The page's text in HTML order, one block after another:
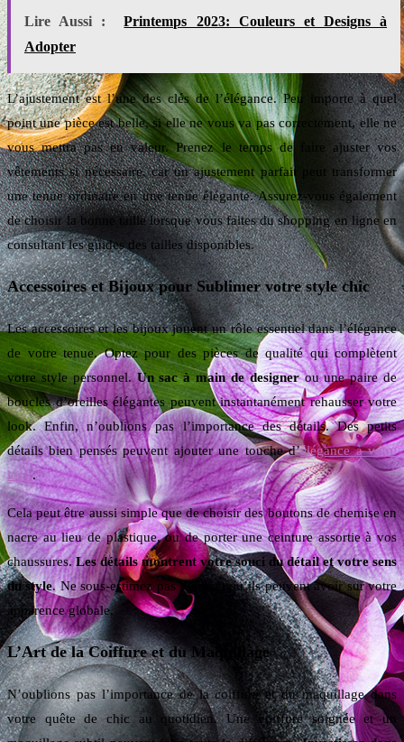
Lire Aussi :
Printemps 2023: Couleurs et Designs à
Adopter
L’ajustement est l’une des clés de l’élégance. Peu importe à quel
point une pièce est belle, si elle ne vous va pas correctement, elle ne
vous mettra pas en valeur. Prenez le temps de faire ajuster vos
vêtements si nécessaire, car un ajustement parfait peut transformer
une tenue ordinaire en une tenue élégante. Assurez-vous également
de choisir la bonne taille lorsque vous faites du shopping en ligne en
consultant les guides des tailles disponibles.
Accessoires et Bijoux pour Sublimer votre style chic
Les accessoires et les bijoux jouent un rôle essentiel dans l’élégance
de votre tenue. Optez pour des pièces de qualité qui complètent
votre style personnel.Un sac à main de designerou une paire de
boucles d’oreilles élégantes peuvent instantanément rehausser votre
look. Enfin, n’oublions pas l’importance des détails. Des petits
détails bien pensés peuvent ajouter une touche d’élégance à votre
look.
Cela peut être aussi simple que de choisir des boutons de chemise en
nacre au lieu de plastique, ou de porter une ceinture assortie à vos
chaussures.Les détails montrent votre souci du détail et votre sens
du style. Ne sous-estimez pas l’impact qu’ils peuvent avoir sur votre
apparence globale.
L’Art de la Coiffure et du Maquillage
N’oublions pas l’importance de la coiffure et du maquillage dans
votre quête de chic au quotidien. Une coiffure soignée et un